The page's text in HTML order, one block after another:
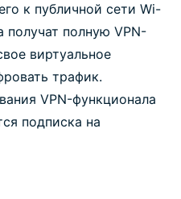
к публичной сети Wi-
получат полную VPN-
виртуальное
трафик.
VPN-функционала
подписка на